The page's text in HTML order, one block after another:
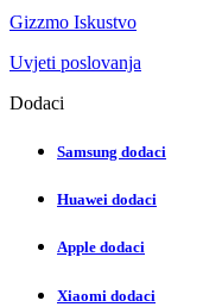
Gizzmo Iskustvo
Uvjeti poslovanja
Dodaci
Samsung dodaci
Huawei dodaci
Apple dodaci
Xiaomi dodaci